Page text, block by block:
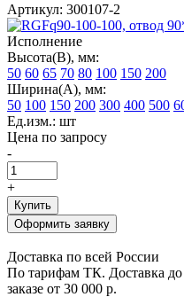
Артикул: 300107-2
Исполнение
Высота(В), мм:
50 60 65 70 80 100 150 200
Ширина(А), мм:
50 100 150 200 300 400 500
Ед.изм.: шт
Цена по запросу
-
+
Купить
Оформить заявку
Доставка по всей России
По тарифам ТК. Доставка
заказе от 30 000 р.